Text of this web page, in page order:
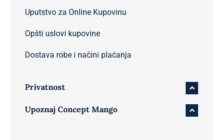
Uputstvo za Online Kupovinu
Opšti uslovi kupovine
Dostava robe i načini plaćanja
Privatnost
Upoznaj Concept Mango